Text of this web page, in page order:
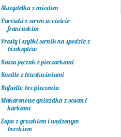
Skrzydełka z miodem
Parówki z serem w cieście
francuskim
Prosty i szybki sernik na spodzie z
biszkoptów
Kasza pęczak z pieczarkami
Knedle z brzoskwiniami
Rafaello bez pieczenia
Makaronowe gniazdka z sosem i
kurkami
Zupa z groszkiem i wędzonym
boczkiem